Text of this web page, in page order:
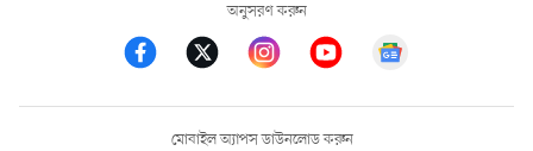
অনুসরণ করুন
মোবাইল অ্যাপস ডাউনলোড করুন